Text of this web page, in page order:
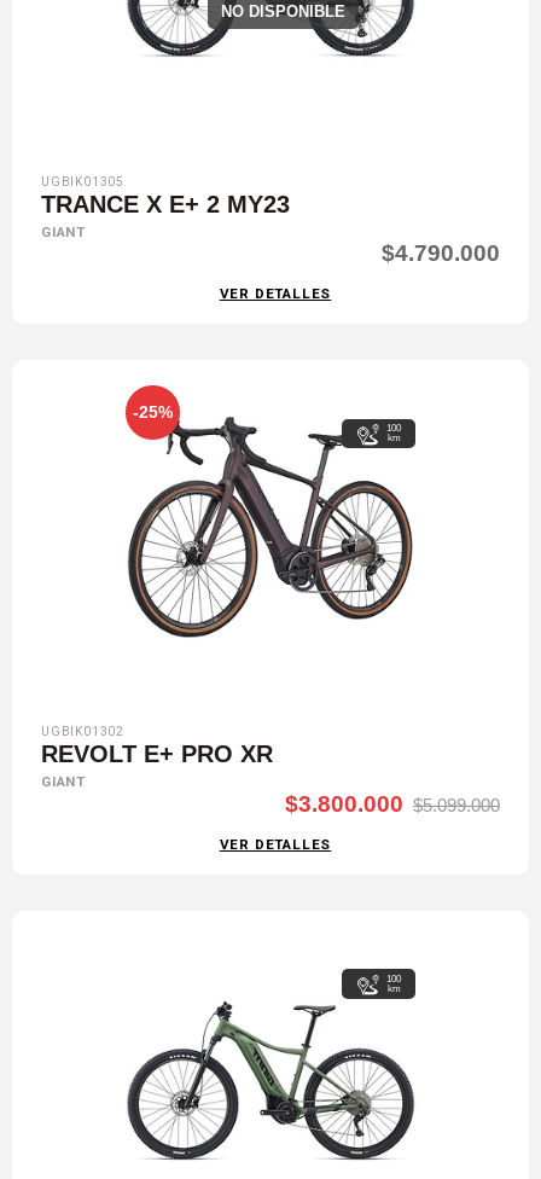
NO DISPONIBLE
UGBIK01305
TRANCE X E+ 2 MY23
GIANT
$4.790.000
VER DETALLES
-25%
100
km
UGBIK01302
REVOLT E+ PRO XR
GIANT
$3.800.000 $5.099.000
VER DETALLES
100
km